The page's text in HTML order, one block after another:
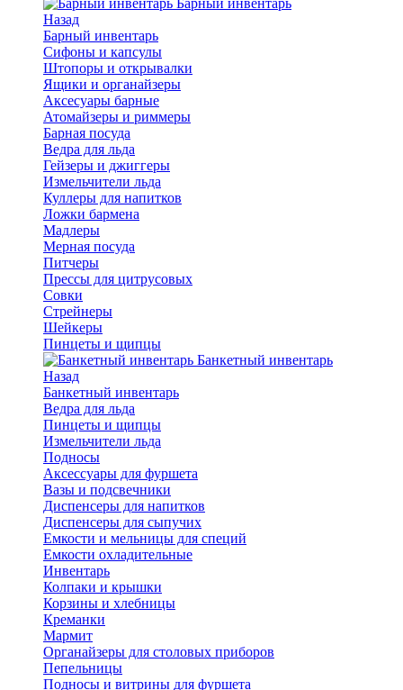
Назад
Барный инвентарь
Сифоны и капсулы
Штопоры и открывалки
Ящики и органайзеры
Аксесуары барные
Атомайзеры и риммеры
Барная посуда
Ведра для льда
Гейзеры и джиггеры
Измельчители льда
Куллеры для напитков
Ложки бармена
Мадлеры
Мерная посуда
Питчеры
Прессы для цитрусовых
Совки
Стрейнеры
Шейкеры
Пинцеты и щипцы
Банкетный инвентарь
Назад
Банкетный инвентарь
Ведра для льда
Пинцеты и щипцы
Измельчители льда
Подносы
Аксессуары для фуршета
Вазы и подсвечники
Диспенсеры для напитков
Диспенсеры для сыпучих
Емкости и мельницы для специй
Емкости охладительные
Инвентарь
Колпаки и крышки
Корзины и хлебницы
Креманки
Мармит
Органайзеры для столовых приборов
Пепельницы
Подносы и витрины для фуршета